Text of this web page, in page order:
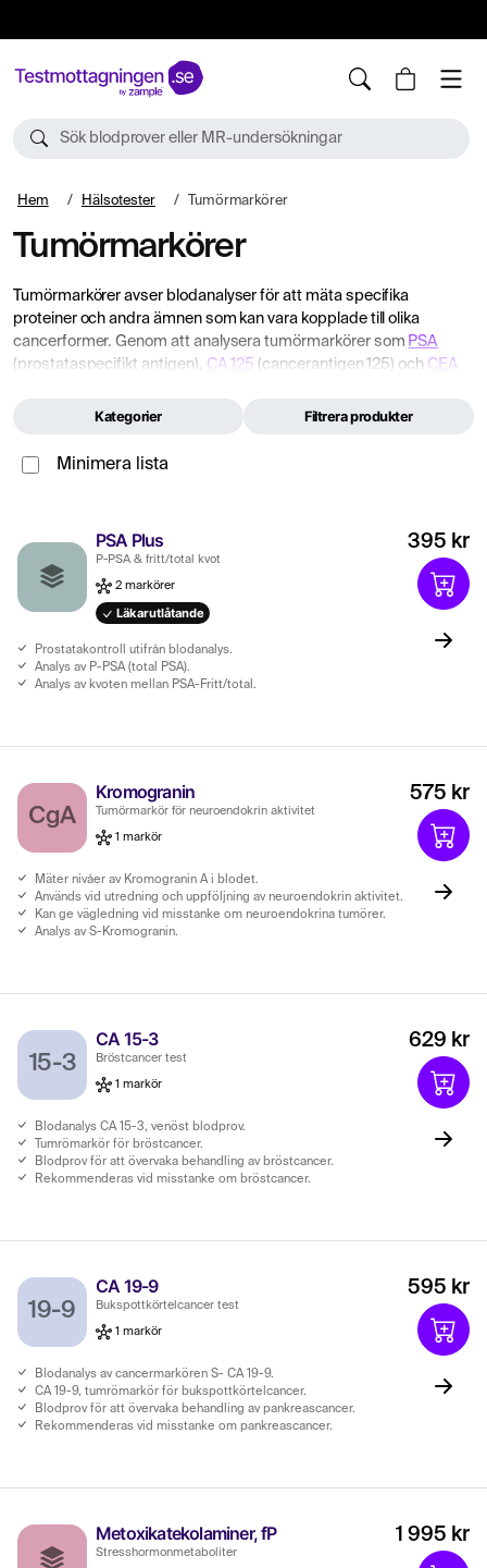
Sök blodprover eller MR-undersökningar
Hem Hälsotester Tumörmarkörer
Tumörmarkörer
Tumörmarkörer avser blodanalyser för att mäta specifika
proteiner och andra ämnen som kan vara kopplade till olika
cancerformer. Genom att analysera tumörmarkörer som PSA
(prostataspecifikt antigen),
CA 125 (cancerantigen 125) och CEA
din hälsostatus. Dessa tester kan ge värdefull information vid
tillägg av en allmän hälsokontroll. Snabba och pålitliga resultat gör
Blodproverna används inom sjukvården vid misstanke om cancer,
uppföljning efter behandling och övervakning av sjukdomsförlopp.
De kan hjälpa till att bedöma hur en tumör utvecklas, om en
behandling är effektiv eller om en cancer har återkommit. Det är
samtidigt viktigt att förstå att tumörmarkörer sällan används som
en ensam diagnostisk metod för att bekräfta eller utesluta cancer.
Istället används de som en del av en bredare utredning, där andra
nivåer av en tumörmarkör betyder inte alltid att cancer föreligger,
inflammationer eller hormonella förändringar.
Kategorier Filtrera produkter
Minimera lista
PSA Plus
P-PSA & fritt/total kvot
2 markörer
Läkarutlåtande
Prostatakontroll utifrån blodanalys.
Analys av P-PSA (total PSA).
Analys av kvoten mellan PSA-Fritt/total.
395 kr
CgA
Kromogranin
Tumörmarkör för neuroendokrin aktivitet
1 markör
Mäter nivåer av Kromogranin A i blodet.
Används vid utredning och uppföljning av neuroendokrin aktivitet.
Kan ge vägledning vid misstanke om neuroendokrina tumörer.
Analys av S-Kromogranin.
575 kr
15-3
CA 15-3
Bröstcancer test
1 markör
Blodanalys CA 15-3, venöst blodprov.
Tumrömarkör för bröstcancer.
Blodprov för att övervaka behandling av bröstcancer.
Rekommenderas vid misstanke om bröstcancer.
629 kr
19-9
CA 19-9
Bukspottkörtelcancer test
1 markör
Blodanalys av cancermarkören S- CA 19-9.
CA 19-9, tumrömarkör för bukspottkörtelcancer.
Blodprov för att övervaka behandling av pankreascancer.
Rekommenderas vid misstanke om pankreascancer.
595 kr
Metoxikatekolaminer, fP
Stresshormonmetaboliter
1 995 kr